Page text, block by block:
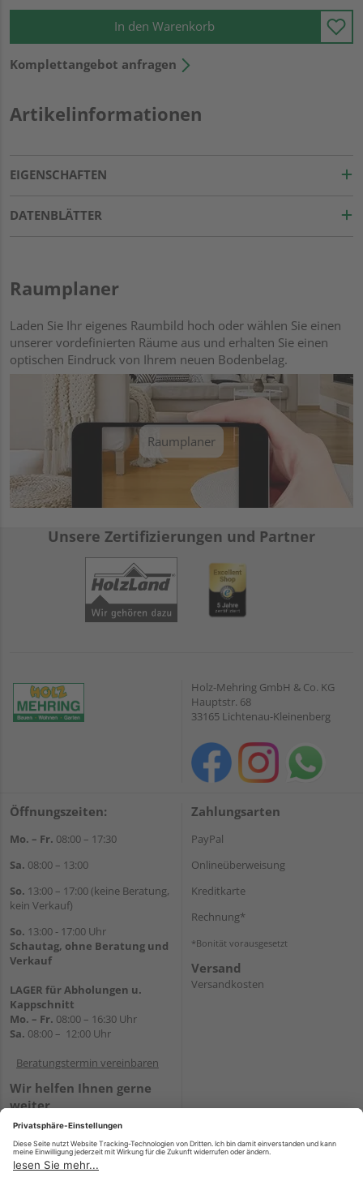
In den Warenkorb
Komplettangebot anfragen
Artikelinformationen
EIGENSCHAFTEN
DATENBLÄTTER
Raumplaner
Laden Sie Ihr eigenes Raumbild hoch oder wählen Sie einen
unserer vordefinierten Räume aus und erhalten Sie einen
optischen Eindruck von Ihrem neuen Bodenbelag.
Raumplaner
Unsere Zertifizierungen und Partner
Holz-Mehring GmbH & Co. KG
Hauptstr. 68
33165 Lichtenau-Kleinenberg
Öffnungszeiten:
Mo. – Fr. 08:00 – 17:30
Sa. 08:00 – 13:00
So. 13:00 – 17:00 (keine Beratung,
kein Verkauf)
So. 13:00 - 17:00 Uhr
Schautag, ohne Beratung und
Verkauf
LAGER für Abholungen u.
Kappschnitt
Mo. – Fr. 08:00 – 16:30 Uhr
Sa. 08:00 – 12:00 Uhr
Beratungstermin vereinbaren
Wir helfen Ihnen gerne
weiter
Tel.:+49 5647 94660
WhatsApp
Zahlungsarten
PayPal
Onlineüberweisung
Kreditkarte
Rechnung*
*Bonität vorausgesetzt
Versand
Versandkosten